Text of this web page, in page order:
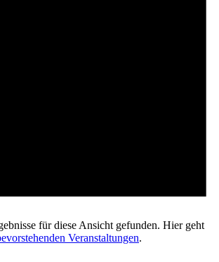
für diese Ansicht gefunden. Hier geht
Veranstaltungen.